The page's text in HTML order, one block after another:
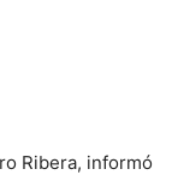
Ribera, informó